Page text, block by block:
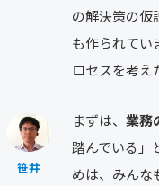
の解決策の仮
も作られてい
ロセスを考え
笹井
まずは、 業務
踏んでいる」
めは、みんな